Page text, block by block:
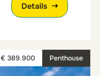
Details
Penthouse
€ 389.900